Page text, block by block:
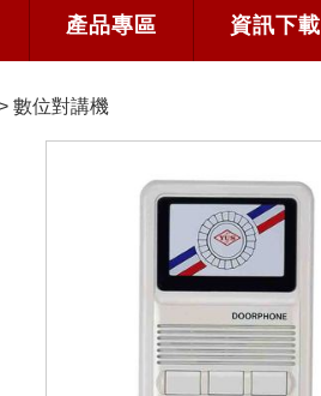
產品專區 資訊下載
數位對講機